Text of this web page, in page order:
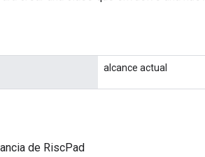
alcance actual
de RiscPad